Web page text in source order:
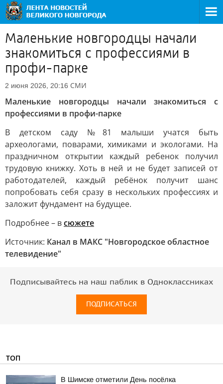
Маленькие новгородцы начали
знакомиться с профессиями в
профи-парке
2 июня 2026, 20:16 СМИ
Маленькие новгородцы начали знакомиться с
профессиями в профи-парке
В детском саду №81 малыши учатся быть
археологами, поварами, химиками и экологами. На
праздничном открытии каждый ребенок получил
трудовую книжку. Хоть в ней и не будет записей от
работодателей, каждый ребёнок получит шанс
попробовать себя сразу в нескольких профессиях и
заложит фундамент на будущее.
Подробнее – всюжете
Источник: Канал в МАКС "Новгородское областное
телевидение"
Подписывайтесь на наш паблик в Одноклассниках
ПОДПИСАТЬСЯ
ТОП
В Шимске отметили День посёлка